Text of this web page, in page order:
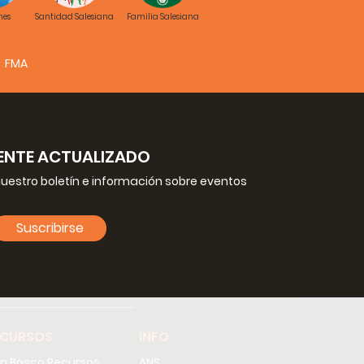
Santidad Salesiana Familia Salesiana
FMA
ACTUALIZADO
boletín e información sobre eventos
Suscribirse